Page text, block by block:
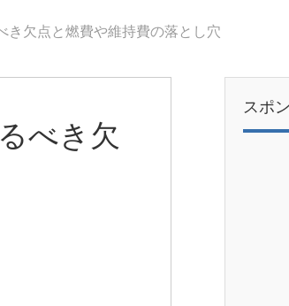
き欠点と燃費や維持費の落とし穴
べき欠
スポ